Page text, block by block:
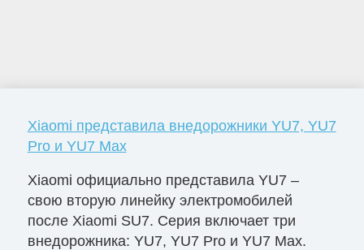
Xiaomi представила внедорожники YU7, YU7
Pro и YU7 Max
Xiaomi официально представила YU7 –
свою вторую линейку электромобилей
после Xiaomi SU7. Серия включает три
внедорожника: YU7, YU7 Pro и YU7 Max.